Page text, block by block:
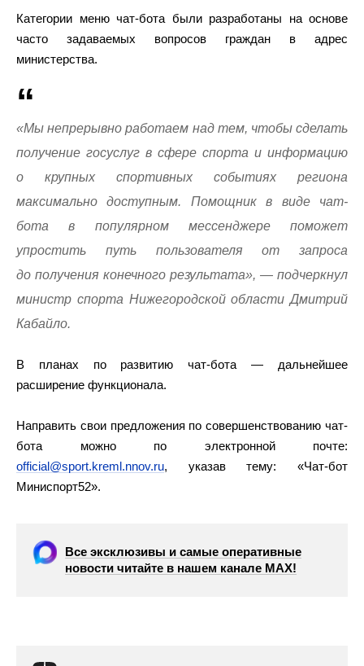
Категории меню чат-бота были разработаны на основе
часто задаваемых вопросов граждан в адрес
министерства.
«Мы непрерывно работаем над тем, чтобы сделать
получение госуслуг в сфере спорта и информацию
о крупных спортивных событиях региона
максимально доступным. Помощник в виде чат-
бота в популярном мессенджере поможет
упростить путь пользователя от запроса
до получения конечного результата», — подчеркнул
министр спорта Нижегородской области Дмитрий
Кабайло.
В планах по развитию чат-бота — дальнейшее
расширение функционала.
Направить свои предложения по совершенствованию чат-
бота можно по электронной почте:
official@sport.kreml.nnov.ru, указав тему: «Чат-бот
Миниспорт52».
Все эксклюзивы и самые оперативные
новости читайте в нашем канале МАХ!